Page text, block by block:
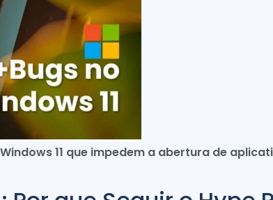
11 que impedem a abertura de